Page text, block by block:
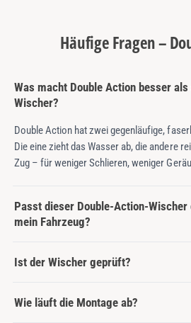
Häufige Fragen –
Was macht Double Action besser
Wischer?
Double Action hat zwei gegenläufige,
Die eine zieht das Wasser ab, die andere
Zug – für weniger Schlieren, weniger
Passt dieser Double-Action-
mein Fahrzeug?
Ist der Wischer geprüft?
Wie läuft die Montage ab?